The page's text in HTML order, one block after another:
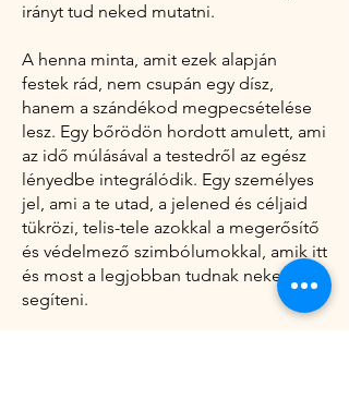
irányt tud neked mutatni.
A henna minta, amit ezek alapján
festek rád, nem csupán egy dísz,
hanem a szándékod megpecsételése
lesz. Egy bőrödön hordott amulett, ami
az idő múlásával a testedről az egész
lényedbe integrálódik. Egy személyes
jel, ami a te utad, a jelened és céljaid
tükrözi, telis-tele azokkal a megerősítő
és védelmező szimbólumokkal, amik itt
és most a legjobban tudnak neked
segíteni.